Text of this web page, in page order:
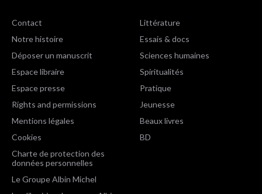
Contact
Notre histoire
Déposer un manuscrit
Espace libraire
Espace presse
Rights and permissions
Mentions légales
Cookies
Charte de protection des
données personnelles
Le Groupe Albin Michel
Littérature
Essais & docs
Sciences humaines
Spiritualités
Pratique
Jeunesse
Beaux livres
BD